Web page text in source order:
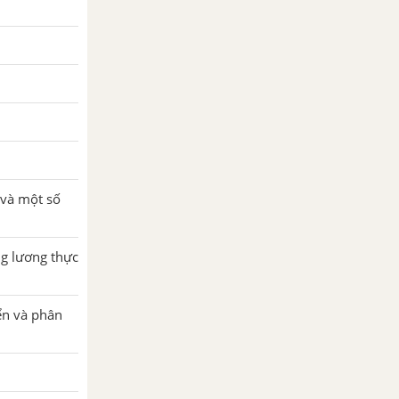
một số
lương thực
và phân